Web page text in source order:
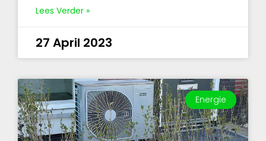
Lees Verder »
27 April 2023
Energie